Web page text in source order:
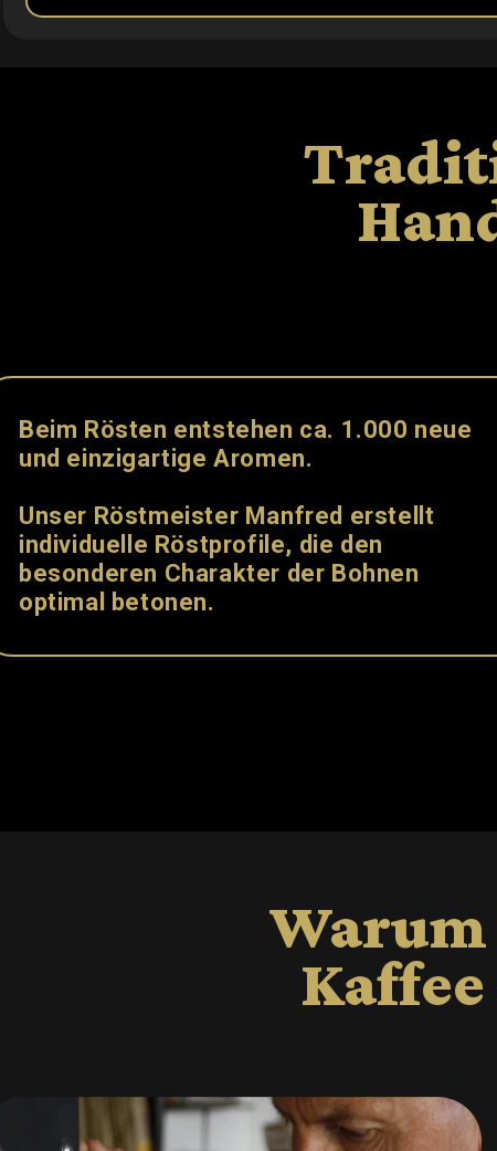
Beim Rösten entstehen ca. 1.000 neue
und einzigartigeAromen.
Unser Röstmeister Manfred erstellt
individuelle Röstprofile, die den
besonderen Charakter der Bohnen
optimal betonen.
Kaffee